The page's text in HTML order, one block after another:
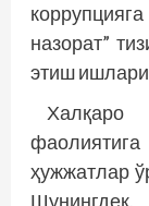
назорат”
этиш
Халқаро
ҳужжатлар